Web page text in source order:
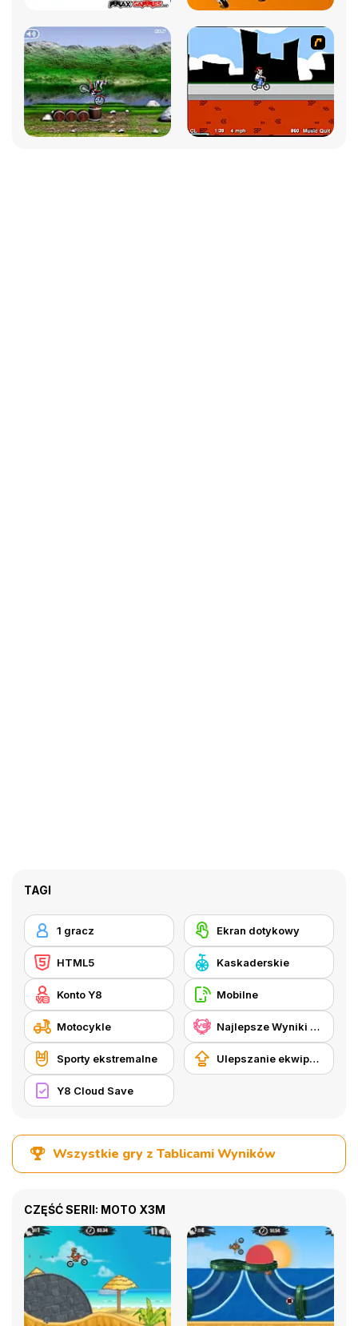
TAGI
1 gracz Ekran dotykowy
HTML5 Kaskaderskie
Konto Y8 Mobilne
Motocykle Najlepsze Wyniki Y8
Sporty ekstremalne Ulepszanie ekwipunku
Y8 Cloud Save
Wszystkie gry z Tablicami Wyników
CZĘŚĆ SERII: MOTO X3M